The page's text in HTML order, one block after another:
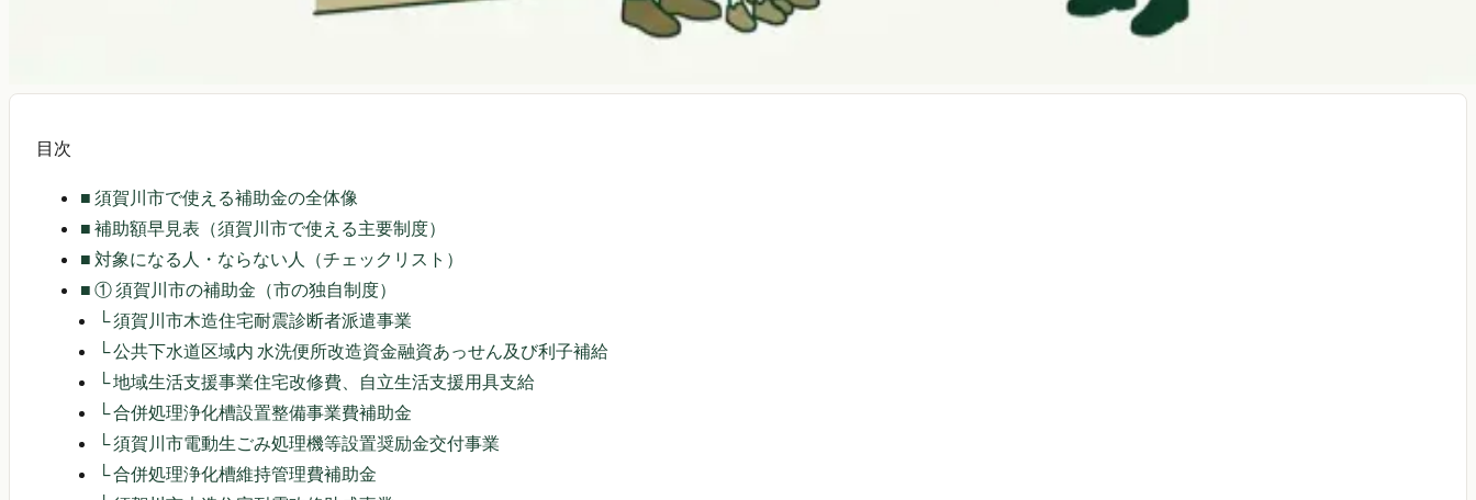
目次
■ 須賀川市で使える補助金の全体像
■ 補助額早見表（須賀川市で使える主要制度）
■ 対象になる人・ならない人（チェックリスト）
■ ① 須賀川市の補助金（市の独自制度）
└須賀川市木造住宅耐震診断者派遣事業
└公共下水道区域内 水洗便所改造資金融資あっせん及び利子補給
└地域生活支援事業住宅改修費、自立生活支援用具支給
└合併処理浄化槽設置整備事業費補助金
└須賀川市電動生ごみ処理機等設置奨励金交付事業
└合併処理浄化槽維持管理費補助金